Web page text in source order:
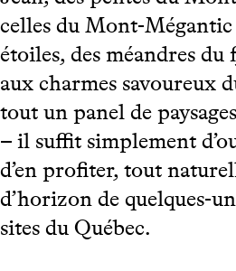
celles du Mont-Mégantic
étoiles, des méandres du
aux charmes savoureux
tout un panel de
– il suffit simplement
d’en profiter, tout
d’horizon de quelques-
sites du Québec.